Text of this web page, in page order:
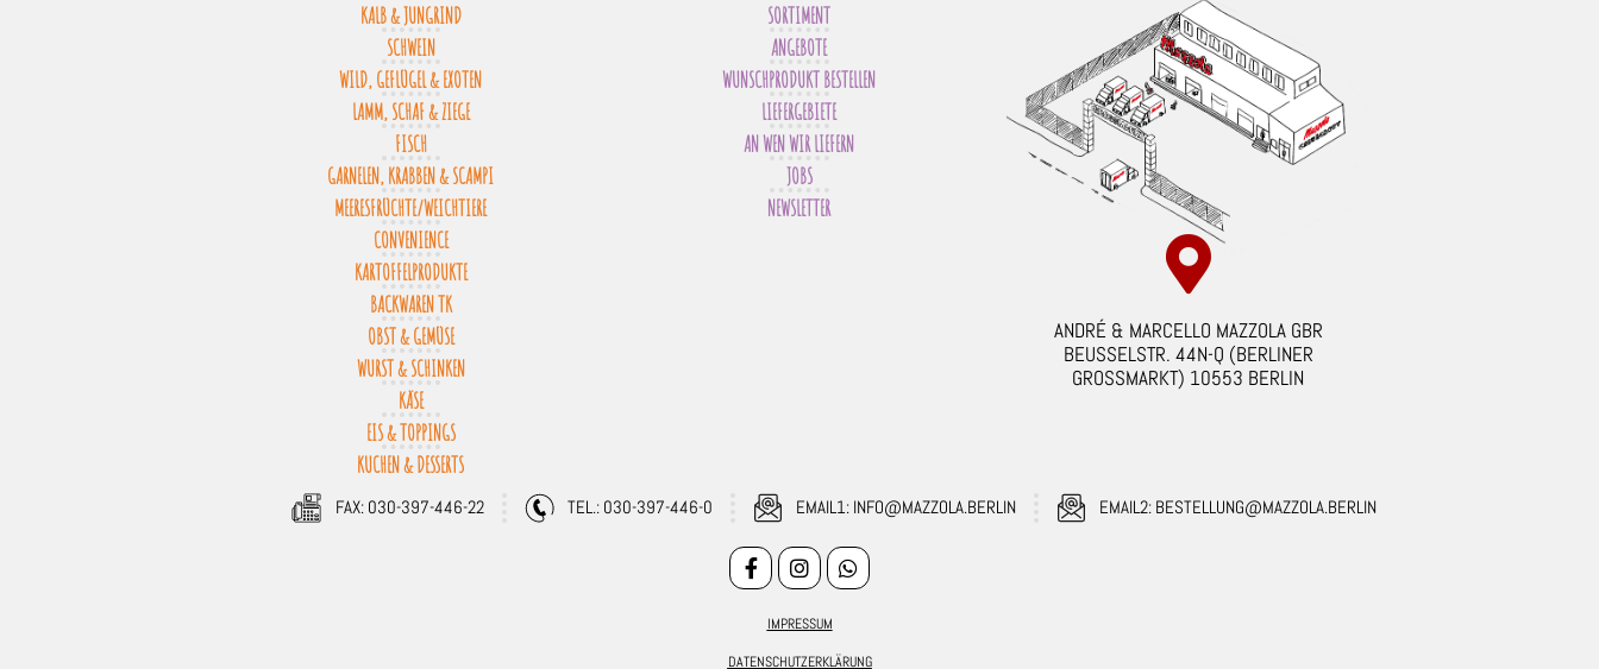
KALB & JUNGRIND
SCHWEIN
WILD, GEFLÜGEL & EXOTEN
LAMM, SCHAF & ZIEGE
FISCH
GARNELEN, KRABBEN & SCAMPI
MEERESFRÜCHTE/WEICHTIERE
CONVENIENCE
KARTOFFELPRODUKTE
BACKWAREN TK
OBST & GEMÜSE
WURST & SCHINKEN
KÄSE
EIS & TOPPINGS
KUCHEN & DESSERTS
SORTIMENT
ANGEBOTE
WUNSCHPRODUKT BESTELLEN
LIEFERGEBIETE
AN WEN WIR LIEFERN
JOBS
NEWSLETTER
ANDRÉ & MARCELLO MAZZOLA GBR
BEUSSELSTR. 44N-Q (BERLINER
GROSSMARKT) 10553 BERLIN
FAX: 030-397-446-22 TEL.: 030-397-446-0 EMAIL1: INFO@MAZZOLA.BERLIN EMAIL2: BESTELLUNG@MAZZOLA.BERLIN
IMPRESSUM
DATENSCHUTZERKLÄRUNG